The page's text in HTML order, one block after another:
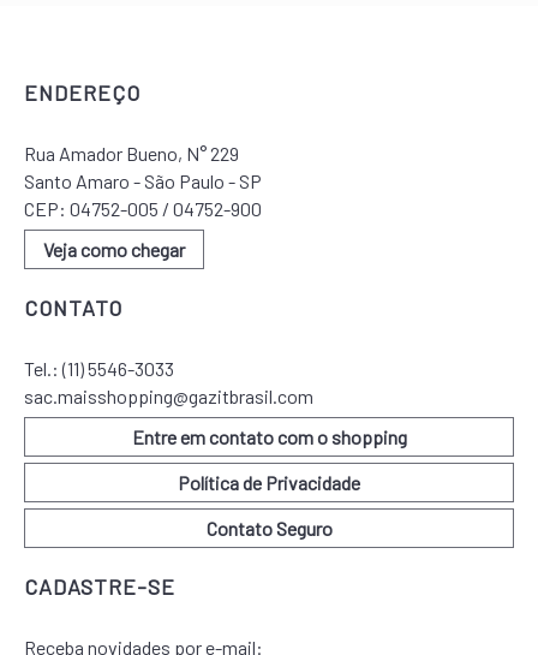
ENDEREÇO
Rua Amador Bueno, N° 229
Santo Amaro - São Paulo - SP
CEP: 04752-005 / 04752-900
Veja como chegar
CONTATO
Tel.:(11) 5546-3033
sac.maisshopping@gazitbrasil.com
Entre em contato com o shopping
Política de Privacidade
Contato Seguro
CADASTRE-SE
Receba novidades por e-mail: